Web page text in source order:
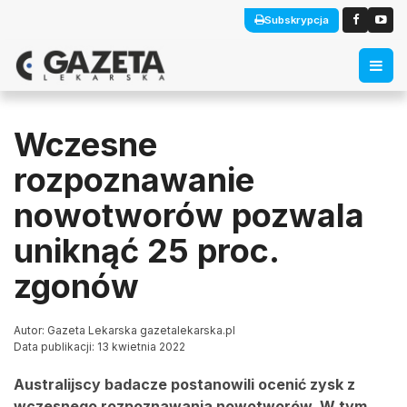
Subskrypcja
Wczesne
rozpoznawanie
nowotworów pozwala
uniknąć 25 proc.
zgonów
Autor: Gazeta Lekarska gazetalekarska.pl
Data publikacji: 13 kwietnia 2022
Australijscy badacze postanowili ocenić zysk z